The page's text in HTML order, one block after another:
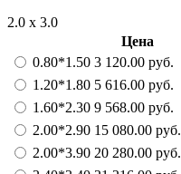
2.0 х 3.0
Цена
0.80*1.50 3 120.00 руб.
1.20*1.80 5 616.00 руб.
1.60*2.30 9 568.00 руб.
2.00*2.90 15 080.00 руб.
2.00*3.90 20 280.00 руб.